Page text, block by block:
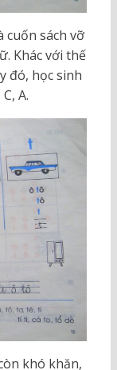
cuốn sách vỡ
Khác với thế
đó, học sinh
A.
khó khăn,